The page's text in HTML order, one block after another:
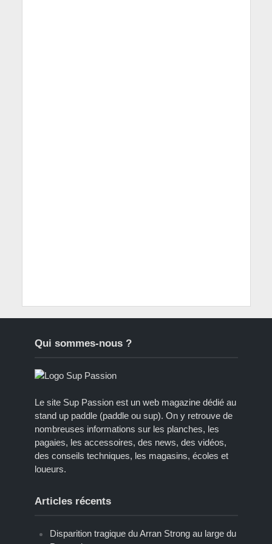
Qui sommes-nous ?
Le site Sup Passion est un web magazine dédié au
stand up paddle (paddle ou sup). On y retrouve de
nombreuses informations sur les planches, les
pagaies, les accessoires, des news, des vidéos,
des conseils techniques, les magasins, écoles et
loueurs.
Articles récents
Disparition tragique du Arran Strong au large du